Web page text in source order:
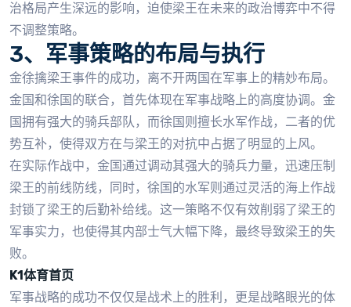
治格局产生深远的影响，迫使梁王在未来的政治博弈中不得
不调整策略。
3、军事策略的布局与执行
金徐擒梁王事件的成功，离不开两国在军事上的精妙布局。
金国和徐国的联合，首先体现在军事战略上的高度协调。金
国拥有强大的骑兵部队，而徐国则擅长水军作战，二者的优
势互补，使得双方在与梁王的对抗中占据了明显的上风。
在实际作战中，金国通过调动其强大的骑兵力量，迅速压制
梁王的前线防线，同时，徐国的水军则通过灵活的海上作战
封锁了梁王的后勤补给线。这一策略不仅有效削弱了梁王的
军事实力，也使得其内部士气大幅下降，最终导致梁王的失
败。
K1体育首页
军事战略的成功不仅仅是战术上的胜利，更是战略眼光的体